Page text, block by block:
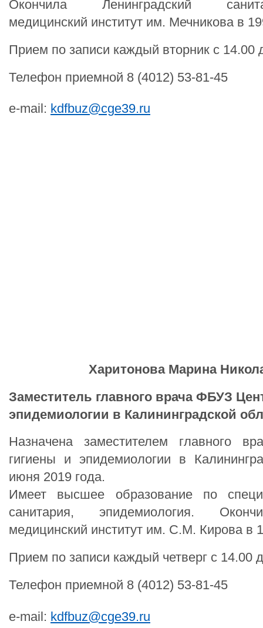
Окончила Ленинградский
медицинский институт им. Мечникова в
Прием по записи каждый вторник с 14.00
Телефон приемной 8 (4012) 53-81-45
e-mail: kdfbuz@cge39.ru
Харитонова Марина
Заместитель главного врача ФБУЗ
эпидемиологии в Калининградской
Назначена заместителем главного
гигиены и эпидемиологии в
июня 2019 года.
Имеет высшее образование по
санитария, эпидемиология.
медицинский институт им. С.М. Кирова в
Прием по записи каждый четверг с 14.00
Телефон приемной 8 (4012) 53-81-45
e-mail: kdfbuz@cge39.ru